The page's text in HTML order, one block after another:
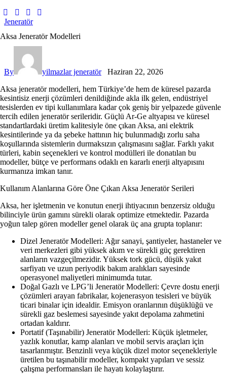
Jeneratör
Aksa Jeneratör Modelleri
By yilmazlar jeneratör
Haziran 22, 2026
Aksa jeneratör modelleri, hem Türkiye’de hem de küresel pazarda
kesintisiz enerji çözümleri denildiğinde akla ilk gelen, endüstriyel
tesislerden ev tipi kullanımlara kadar çok geniş bir yelpazede güvenle
tercih edilen jeneratör serileridir. Güçlü Ar-Ge altyapısı ve küresel
standartlardaki üretim kalitesiyle öne çıkan Aksa, ani elektrik
kesintilerinde ya da şebeke hattının hiç bulunmadığı zorlu saha
koşullarında sistemlerin durmaksızın çalışmasını sağlar. Farklı yakıt
türleri, kabin seçenekleri ve kontrol modülleri ile donatılan bu
modeller, bütçe ve performans odaklı en kararlı enerji altyapısını
kurmanıza imkan tanır.
Kullanım Alanlarına Göre Öne Çıkan Aksa Jeneratör Serileri
Aksa, her işletmenin ve konutun enerji ihtiyacının benzersiz olduğu
bilinciyle ürün gamını sürekli olarak optimize etmektedir. Pazarda
yoğun talep gören modeller genel olarak üç ana grupta toplanır:
Dizel Jeneratör Modelleri: Ağır sanayi, şantiyeler, hastaneler ve
veri merkezleri gibi yüksek akım ve sürekli güç gerektiren
alanların vazgeçilmezidir. Yüksek tork gücü, düşük yakıt
sarfiyatı ve uzun periyodik bakım aralıkları sayesinde
operasyonel maliyetleri minimumda tutar.
Doğal Gazlı ve LPG’li Jeneratör Modelleri: Çevre dostu enerji
çözümleri arayan fabrikalar, kojenerasyon tesisleri ve büyük
ticari binalar için idealdir. Emisyon oranlarının düşüklüğü ve
sürekli gaz beslemesi sayesinde yakıt depolama zahmetini
ortadan kaldırır.
Portatif (Taşınabilir) Jeneratör Modelleri: Küçük işletmeler,
yazlık konutlar, kamp alanları ve mobil servis araçları için
tasarlanmıştır. Benzinli veya küçük dizel motor seçenekleriyle
üretilen bu taşınabilir modeller, kompakt yapıları ve sessiz
çalışma performansları ile hayatı kolaylaştırır.